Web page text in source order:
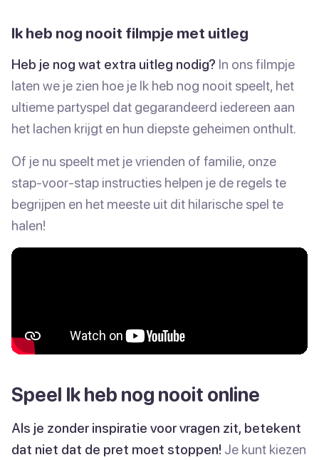
Ik heb nog nooit filmpje met uitleg
Heb je nog wat extra uitleg nodig? In ons filmpje
laten we je zien hoe je Ik heb nog nooit speelt, het
ultieme partyspel dat gegarandeerd iedereen aan
het lachen krijgt en hun diepste geheimen onthult.
Of je nu speelt met je vrienden of familie, onze
stap-voor-stap instructies helpen je de regels te
begrijpen en het meeste uit dit hilarische spel te
halen!
Speel Ik heb nog nooit online
Als je zonder inspiratie voor vragen zit, betekent
dat niet dat de pret moet stoppen! Je kunt kiezen